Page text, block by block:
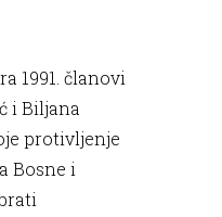
1991. članovi
i Biljana
protivljenje
Bosne i